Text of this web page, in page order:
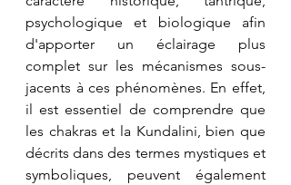
psychologique et biologique afin
d'apporter un éclairage plus
complet sur les mécanismes sous-
jacents à ces phénomènes. En effet,
il est essentiel de comprendre que
les chakras et la Kundalini, bien que
décrits dans des termes mystiques et
symboliques, peuvent également